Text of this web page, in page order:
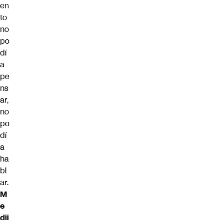
en
to
no
po
dí
a
pe
ns
ar,
no
po
dí
a
ha
bl
ar.
M
e
dij